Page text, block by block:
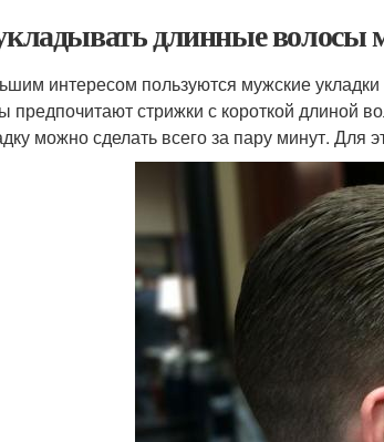
длинные волосы
интересом пользуются мужские укладки
предпочитают стрижки с короткой длиной
можно сделать всего за пару минут.